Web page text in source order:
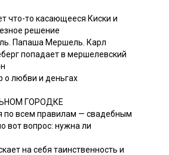
что-то касающееся Киски и
решение
Папаша Мершель. Карл
попадает в мершелевский
о любви и деньгах
ГОРОДКЕ
по всем правилам — свадебным
вот вопрос: нужна ли
на себя таинственность и